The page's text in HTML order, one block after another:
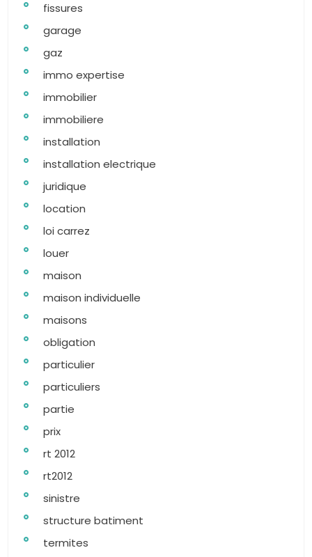
fissures
garage
gaz
immo expertise
immobilier
immobiliere
installation
installation electrique
juridique
location
loi carrez
louer
maison
maison individuelle
maisons
obligation
particulier
particuliers
partie
prix
rt 2012
rt2012
sinistre
structure batiment
termites